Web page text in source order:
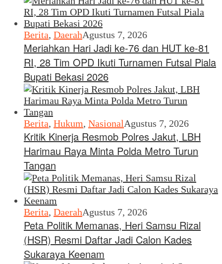
Berita, DaerahAgustus 7, 2026
Meriahkan Hari Jadi ke-76 dan HUT ke-81
RI, 28 Tim OPD Ikuti Turnamen Futsal Piala
Bupati Bekasi 2026
Berita, Hukum, NasionalAgustus 7, 2026
Kritik Kinerja Resmob Polres Jakut, LBH
Harimau Raya Minta Polda Metro Turun
Tangan
Berita, DaerahAgustus 7, 2026
Peta Politik Memanas, Heri Samsu Rizal
(HSR) Resmi Daftar Jadi Calon Kades
Sukaraya Keenam